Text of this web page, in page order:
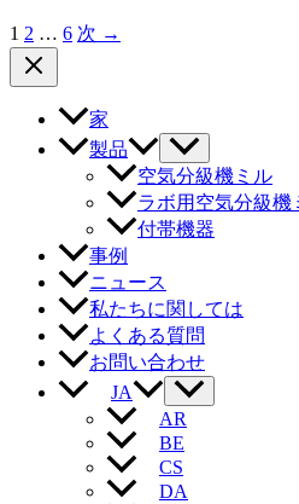
1 2 … 6 次 →
家
製品
空気分級機ミル
ラボ用空気分級機
付帯機器
事例
ニュース
私たちに関しては
よくある質問
お問い合わせ
JA
AR
BE
CS
DA